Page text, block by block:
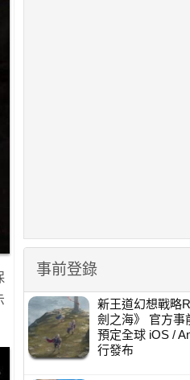
事前登錄
新王道幻想戰略
劍之海》 官方事
預定全球 iOS /
行發布